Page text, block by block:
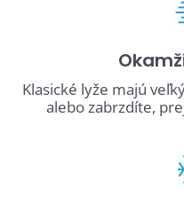
Klasické lyže majú
alebo zabrzdíte,